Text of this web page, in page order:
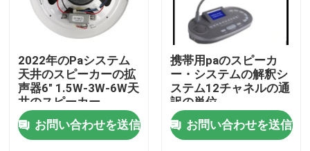
2022年のPaシステム
天井のスピーカーの拡
声器6" 1.5W-3W-6W天
井のスピーカー
お問い合わせを送信
携帯用paのスピーカ
ー・システムの解釈シ
ステム12チャネルの通
訳の単位
お問い合わせを送信